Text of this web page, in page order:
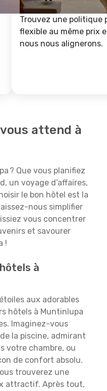
Trouvez une politique
flexible au même prix
nous nous alignerons.
attend à
? Que vous planifiez
un voyage d’affaires,
le bon hôtel est la
nous simplifier
vous concentrer
et savourer
!
à
aux adorables
hôtels à Muntinlupa
Imaginez-vous
la piscine, admirant
votre chambre, ou
de confort absolu.
trouverez une
attractif. Après tout,